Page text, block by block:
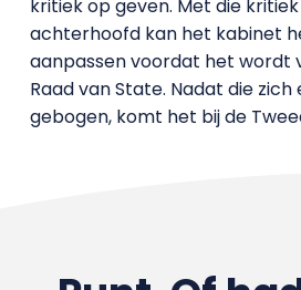
kritiek op geven. Met die
achterhoofd kan het kabinet
aanpassen voordat het wordt
Raad van State. Nadat die
gebogen, komt het bij de